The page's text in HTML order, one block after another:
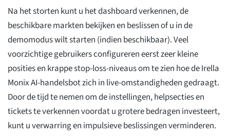
Na het storten kunt u het dashboard verkennen, de
beschikbare markten bekijken en beslissen of u in de
demomodus wilt starten (indien beschikbaar). Veel
voorzichtige gebruikers configureren eerst zeer kleine
posities en krappe stop-loss-niveaus om te zien hoe de Irella
Monix AI-handelsbot zich in live-omstandigheden gedraagt.
Door de tijd te nemen om de instellingen, helpsecties en
tickets te verkennen voordat u grotere bedragen investeert,
kunt u verwarring en impulsieve beslissingen verminderen.